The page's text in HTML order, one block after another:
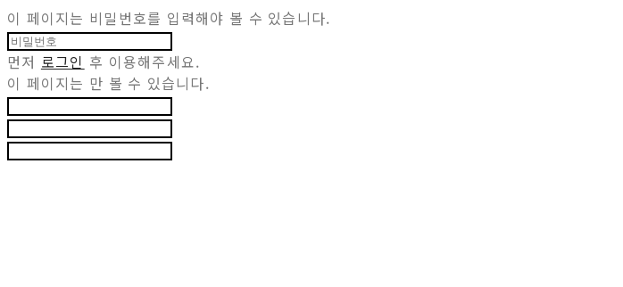
이 페이지는 비밀번호를 입력해야 볼 수 있습니다.
먼저 로그인 후 이용해주세요.
이 페이지는 만 볼 수 있습니다.